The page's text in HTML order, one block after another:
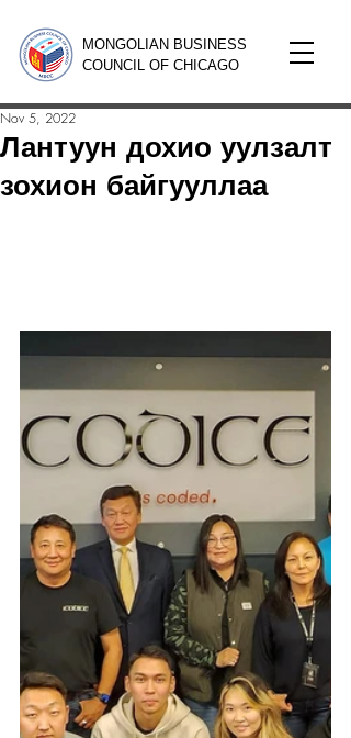
MONGOLIAN BUSINESS
COUNCIL OF CHICAGO
Лантуун дохио уулзалт
зохион байгууллаа
Nov 5, 2022